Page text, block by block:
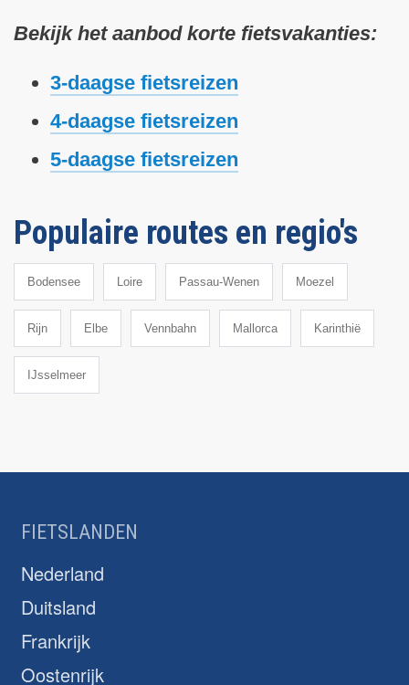
Bekijk het aanbod korte fietsvakanties:
3-daagse fietsreizen
4-daagse fietsreizen
5-daagse fietsreizen
Populaire routes en regio's
Bodensee Loire Passau-Wenen Moezel
Rijn Elbe Vennbahn Mallorca Karinthië
IJsselmeer
FIETSLANDEN
Nederland
Duitsland
Frankrijk
Oostenrijk